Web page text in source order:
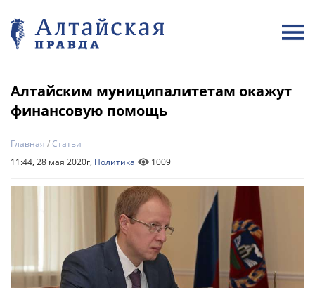
Алтайским муниципалитетам окажут
финансовую помощь
Главная /Статьи
11:44, 28 мая 2020г, Политика 1009